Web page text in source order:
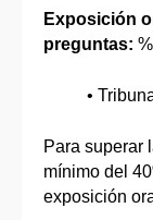
Exposición
preguntas:
•
Para superar
mínimo del
exposición